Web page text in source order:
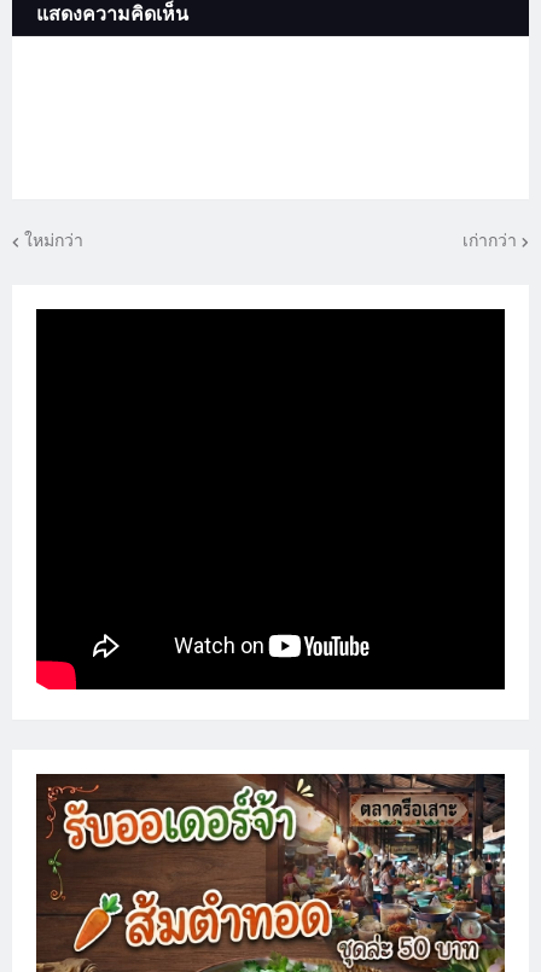
แสดงความคิดเห็น
ใหม่กว่า เก่ากว่า